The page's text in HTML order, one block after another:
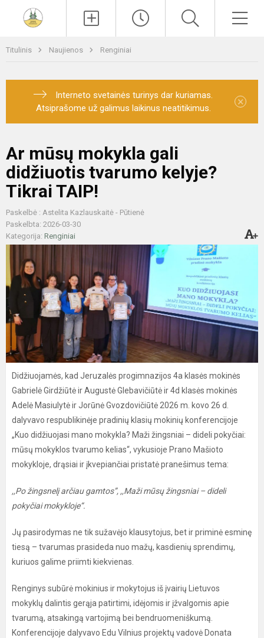
Titulinis Naujienos Renginiai
Interneto svetainės turinys dar kuriamas.
Atsiprašome už galimus laikinus neatitikimus.
×
Ar mūsų mokykla gali
didžiuotis tvarumo kelyje?
Tikrai TAIP!
Paskelbė : Astelita Kazlauskaitė - Pūtienė
Paskelbta: 2026-03-30
Kategorija: Renginiai
Didžiuojamės, kad Jeruzalės progimnazijos 4a klasės mokinės
Gabrielė Girdžiūtė ir Augustė Glebavičiūtė ir 4d klasės mokinės
Adelė Masiulytė ir Jorūnė Gvozdovičiūtė 2026 m. kovo 26 d.
dalyvavo respublikinėje pradinių klasių mokinių konferencijoje
„Kuo didžiuojasi mano mokykla? Maži žingsniai – dideli pokyčiai:
mūsų mokyklos tvarumo kelias“, vykusioje Prano Mašioto
mokykloje, drąsiai ir įkvepiančiai pristatė pranešimus tema:
,,Po žingsnelį arčiau gamtos”, ,,Maži mūsų žingsniai – dideli
pokyčiai mokykloje“.
Jų pasirodymas ne tik sužavėjo klausytojus, bet ir priminė esminę
tiesą – tvarumas prasideda nuo mažų, kasdienių sprendimų,
kuriuos galime priimti kiekvienas.
Renginys subūrė mokinius ir mokytojus iš įvairių Lietuvos
mokyklų dalintis gerąja patirtimi, idėjomis ir įžvalgomis apie
tvarumą, atsakingą vartojimą bei bendruomeniškumą.
Konferencijoje dalyvavo Edu Vilnius projektų vadovė Donata